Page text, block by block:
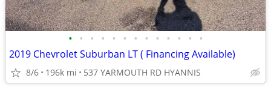
• • • • • • • • • • • • •
2019 Chevrolet Suburban LT ( Financing Available)
8/6 196k mi 537 YARMOUTH RD HYANNIS